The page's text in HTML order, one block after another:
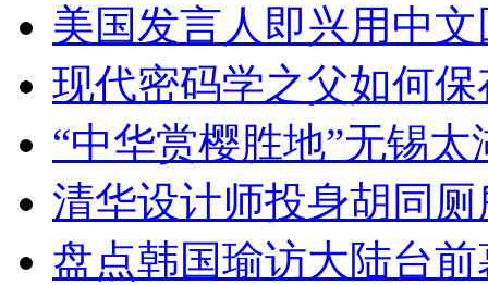
美国发言人即兴用中
现代密码学之父如何
“中华赏樱胜地”无锡
清华设计师投身胡同
盘点韩国瑜访大陆台